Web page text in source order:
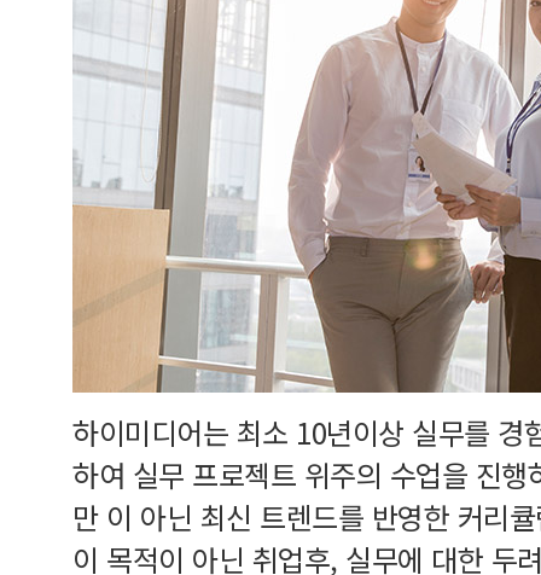
하이미디어는 최소 10년이상 실무를 경
하여 실무 프로젝트 위주의 수업을 진
만 이 아닌 최신 트렌드를 반영한 커리
이 목적이 아닌 취업후, 실무에 대한 두